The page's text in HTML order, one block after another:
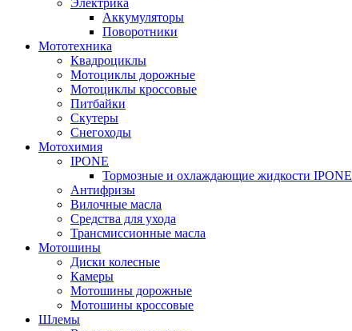
Электрика
Аккумуляторы
Поворотники
Мототехника
Квадроциклы
Мотоциклы дорожные
Мотоциклы кроссовые
Питбайки
Скутеры
Снегоходы
Мотохимия
IPONE
Тормозные и охлаждающие жидкости IPONE
Антифризы
Вилочные масла
Средства для ухода
Трансмиссионные масла
Мотошины
Диски колесные
Камеры
Мотошины дорожные
Мотошины кроссовые
Шлемы